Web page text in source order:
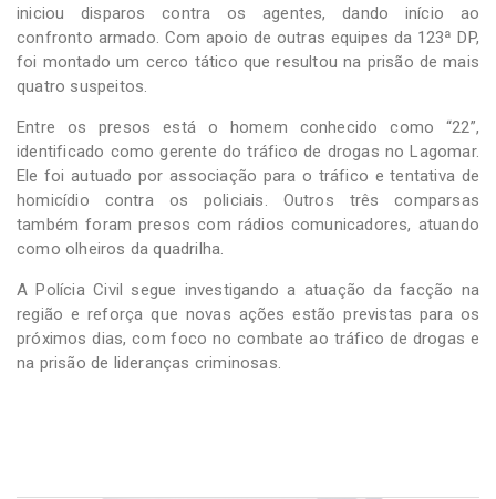
iniciou disparos contra os agentes, dando início ao
confronto armado. Com apoio de outras equipes da 123ª DP,
foi montado um cerco tático que resultou na prisão de mais
quatro suspeitos.
Entre os presos está o homem conhecido como “22”,
identificado como gerente do tráfico de drogas no Lagomar.
Ele foi autuado por associação para o tráfico e tentativa de
homicídio contra os policiais. Outros três comparsas
também foram presos com rádios comunicadores, atuando
como olheiros da quadrilha.
A Polícia Civil segue investigando a atuação da facção na
região e reforça que novas ações estão previstas para os
próximos dias, com foco no combate ao tráfico de drogas e
na prisão de lideranças criminosas.